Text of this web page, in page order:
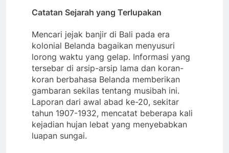
Catatan Sejarah yang Terlupakan
​Mencari jejak banjir di Bali pada era
kolonial Belanda bagaikan menyusuri
lorong waktu yang gelap. Informasi yang
tersebar di arsip-arsip lama dan koran-
koran berbahasa Belanda memberikan
gambaran sekilas tentang musibah ini.
Laporan dari awal abad ke-20, sekitar
tahun 1907-1932, mencatat beberapa kali
kejadian hujan lebat yang menyebabkan
luapan sungai.